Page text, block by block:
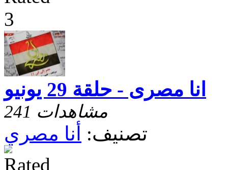
انا مصرى - حلقة 29 يونيو
241 مشاهدات
تصنيف: أنا مصري